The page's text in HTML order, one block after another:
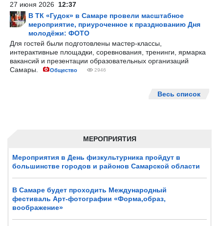
МЕРОПРИЯТИЯ
Мероприятия в День физкультурника пройдут в
большинстве городов и районов Самарской области
В Самаре будет проходить Международный
фестиваль Арт-фотографии «Форма,образ,
воображение»
27 июня 2026 12:37
В ТК «Гудок» в Самаре провели масштабное
мероприятие, приуроченное к празднованию Дня
молодёжи: ФОТО
Для гостей были подготовлены мастер-классы,
интерактивные площадки, соревнования, тренинги, ярмарка
вакансий и презентации образовательных организаций
Самары.
Общество 2946
Весь список